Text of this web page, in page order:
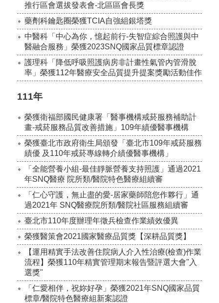
推行區會選拔發表會-北區區會長獎
藥劑科鑰匙圈榮獲TCIA自強組銀塔獎
中醫科「中心為你，憶起前行-失智症綜合照護與中
醫融合服務」榮獲2023SNQ國家品質標章認證
護理科「降低呼吸照護病房非計畫性氣管內管滑脫
率」榮獲112年醫療安全品質提升提案獎勵活動佳作
111年
榮獲衛福部國民健康署「醫事機構戒菸服務補助計
畫-戒菸服務品質改善措施」109年績優醫事機構
榮獲臺北市政府衛生局頒發「臺北市109年戒菸服務
績優 及110年戒菸專線轉介績優醫事機構」
「全能營養小組-最佳靜脈營養支持照護」通過2021
年SNQ醫療 院所類/醫院特色醫療組續審
「仁心守護，無止盡的愛-居家藥師陪您作夥行」通
過2021年 SNQ醫療院所類/醫院社區服務組續審
臺北市110年度辦理年徵兵檢查作業績效優異
榮獲醫策會2021國家醫療品質獎【深耕品質獎】
【運用精實手法改善住院病人介入性治療(檢查)作業
流程】榮獲110年精實管理期末報告暨評選大會"入
選獎"
「仁愛相伴，祝妳好孕」榮獲2021年SNQ國家品質
標章/醫院特色醫療組新案認證